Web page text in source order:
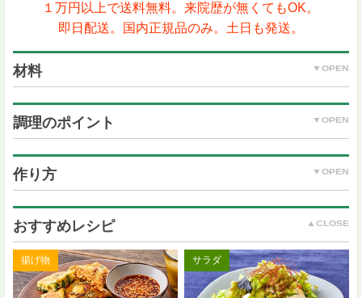
１万円以上で送料無料。来院歴が無くてもOK。
即日配送。国内正規品のみ。土日も発送。
材料
きゅうり：1/2 本（50 g）
長芋：100 g
(A) かつおぶし：3 g
(A) 醤油：大さじ 2
(A) みりん：小さじ 2
調理のポイント
作り方
おすすめレシピ
揚げ物 サラダ